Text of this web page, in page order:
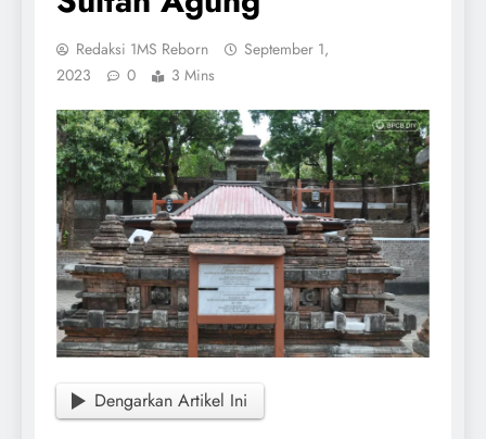
Redaksi 1MS Reborn
September 1,
2023
0 3 Mins
Dengarkan Artikel Ini